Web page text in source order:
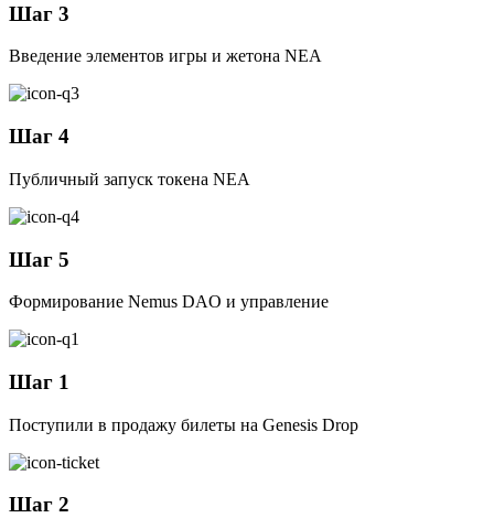
Шаг 3
Введение элементов игры и жетона NEA
Шаг 4
Публичный запуск токена NEA
Шаг 5
Формирование Nemus DAO и управление
Шаг 1
Поступили в продажу билеты на Genesis Drop
Шаг 2